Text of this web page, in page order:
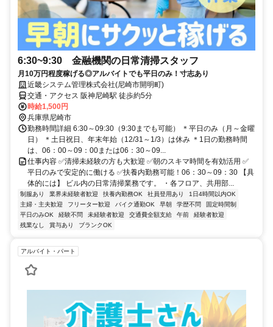
6:30~9:30 金融機関の日常清掃スタッフ
月10万円程度稼げる◎アルバイトでも平日のみ！寸志あり
近畿システム管理株式会社(尼崎市開明町)
交通・アクセス 阪神尼崎駅 徒歩約5分
時給1,500円
兵庫県尼崎市
勤務時間詳細 6:30～09:30（9:30までも可能） ＊平日のみ（月～金曜
日） ＊土日祝日、年末年始（12/31～1/3）は休み ＊1日の勤務時間
は、06：00～09：00または06：30～09...
仕事内容 ✅清掃未経験の方も大歓迎 ✅朝のスキマ時間を有効活用 ✅
平日のみで安定的に働ける ✅扶養内勤務可能！06：30～09：30 【具
体的には】 ビル内の日常清掃業務です。 ・各フロア、共用部...
制服あり 業界未経験者歓迎 扶養内勤務OK 社員登用あり
1日4時間以内OK
主婦・主夫歓迎
フリーター歓迎 バイク通勤OK 早朝 学歴不問
固定時間制
平日のみOK
経験不問 未経験者歓迎 交通費全額支給 午前
経験者歓迎
残業なし
賞与あり ブランクOK
アルバイト・パート